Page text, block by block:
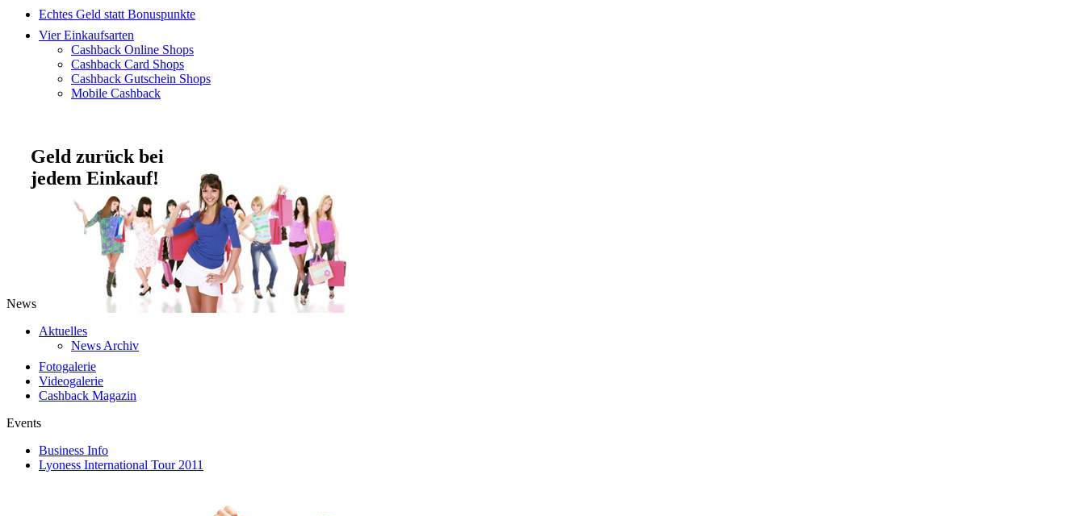
Echtes Geld statt Bonuspunkte
Vier Einkaufsarten
Cashback Online Shops
Cashback Card Shops
Cashback Gutschein Shops
Mobile Cashback
Geld zurück bei
jedem Einkauf!
News
Aktuelles
News Archiv
Fotogalerie
Videogalerie
Cashback Magazin
Events
Business Info
Lyoness International Tour 2011